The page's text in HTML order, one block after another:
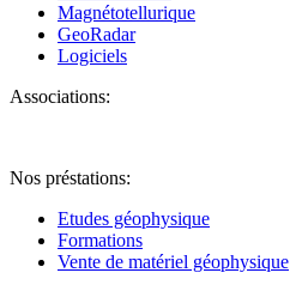
Magnétotellurique
GeoRadar
Logiciels
Associations:
Nos préstations:
Etudes géophysique
Formations
Vente de matériel géophysique